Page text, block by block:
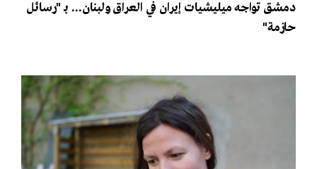
دمشق تواجه ميليشيات إيران في العراق ولبنان... بـ "رسائل
حازمة"